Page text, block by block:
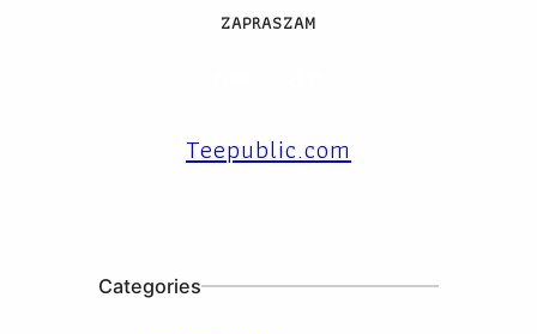
ZAPRASZAM
Teepublic.com
Categories